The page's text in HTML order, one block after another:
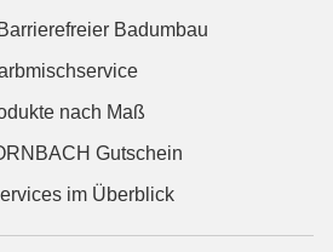
Badumbau
nach Maß
Gutschein
im Überblick